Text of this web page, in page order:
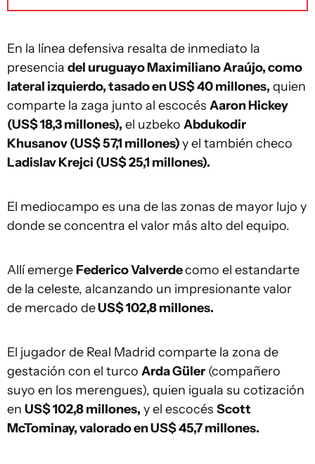
En la línea defensiva resalta de inmediato la
presencia del uruguayo Maximiliano Araújo, como
lateral izquierdo, tasado en US$ 40 millones, quien
comparte la zaga junto al escocés Aaron Hickey
(US$ 18,3 millones), el uzbeko Abdukodir
Khusanov (US$ 57,1 millones)y el también checo
Ladislav Krejci (US$ 25,1 millones).
El mediocampo es una de las zonas de mayor lujo y
donde se concentra el valor más alto del equipo.
Allí emerge Federico Valverdecomo el estandarte
de la celeste, alcanzando un impresionante valor
de mercado deUS$ 102,8 millones.
El jugador de Real Madrid comparte la zona de
gestación con el turco Arda Güler (compañero
suyo en los merengues), quien iguala su cotización
en US$ 102,8 millones, y el escocés Scott
McTominay, valorado en US$ 45,7 millones.